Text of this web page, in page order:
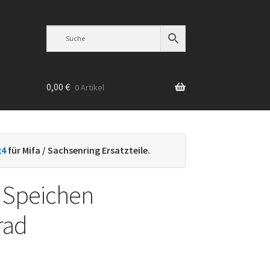
0,00 € 0 Artikel
für Mifa / Sachsenring Ersatzteile.
Speichen